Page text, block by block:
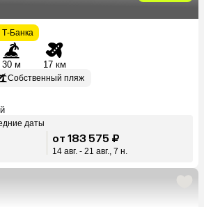
Т-Банка
30 м 17 км
Собственный пляж
даты
от 183 575 ₽
14 авг. - 21 авг., 7 н.